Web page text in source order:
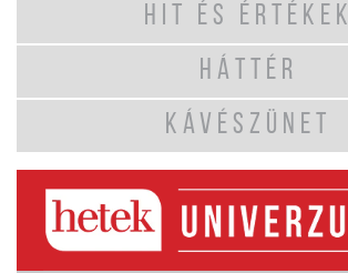
HIT ÉS ÉRTÉKEK
HÁTTÉR
KÁVÉSZÜNET